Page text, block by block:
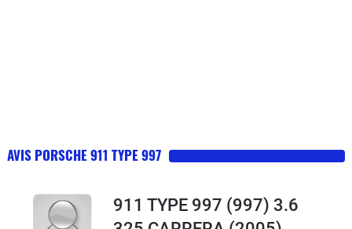
AVIS PORSCHE 911 TYPE 997
911 TYPE 997 (997) 3.6